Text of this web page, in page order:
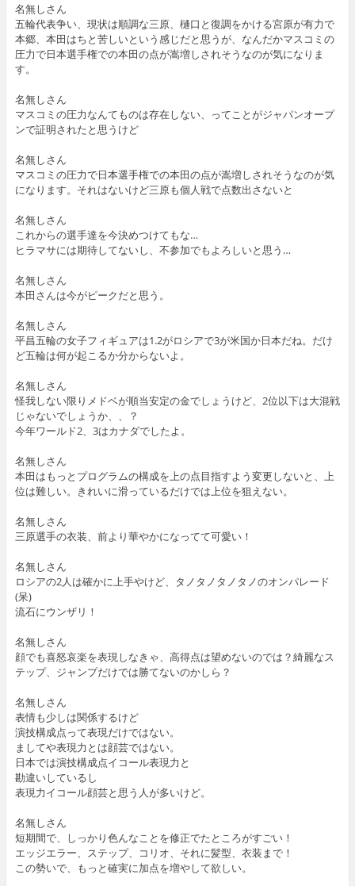
名無しさん
五輪代表争い、現状は順調な三原、樋口と復調をかける宮原が有力で
本郷、本田はちと苦しいという感じだと思うが、なんだかマスコミの
圧力で日本選手権での本田の点が嵩増しされそうなのが気になりま
す。
名無しさん
マスコミの圧力なんてものは存在しない、ってことがジャパンオープ
ンで証明されたと思うけど
名無しさん
マスコミの圧力で日本選手権での本田の点が嵩増しされそうなのが気
になります。それはないけど三原も個人戦で点数出さないと
名無しさん
これからの選手達を今決めつけてもな…
ヒラマサには期待してないし、不参加でもよろしいと思う…
名無しさん
本田さんは今がピークだと思う。
名無しさん
平昌五輪の女子フィギュアは1.2がロシアで3が米国か日本だね。だけ
ど五輪は何が起こるか分からないよ。
名無しさん
怪我しない限りメドベが順当安定の金でしょうけど、2位以下は大混戦
じゃないでしょうか、、？
今年ワールド2、3はカナダでしたよ。
名無しさん
本田はもっとプログラムの構成を上の点目指すよう変更しないと、上
位は難しい。きれいに滑っているだけでは上位を狙えない。
名無しさん
三原選手の衣装、前より華やかになってて可愛い！
名無しさん
ロシアの2人は確かに上手やけど、タノタノタノタノのオンパレード
(呆)
流石にウンザリ！
名無しさん
顔でも喜怒哀楽を表現しなきゃ、高得点は望めないのでは？綺麗なス
テップ、ジャンプだけでは勝てないのかしら？
名無しさん
表情も少しは関係するけど
演技構成点って表現だけではない。
ましてや表現力とは顔芸ではない。
日本では演技構成点イコール表現力と
勘違いしているし
表現力イコール顔芸と思う人が多いけど。
名無しさん
短期間で、しっかり色んなことを修正でたところがすごい！
エッジエラー、ステップ、コリオ、それに髪型、衣装まで！
この勢いで、もっと確実に加点を増やして欲しい。